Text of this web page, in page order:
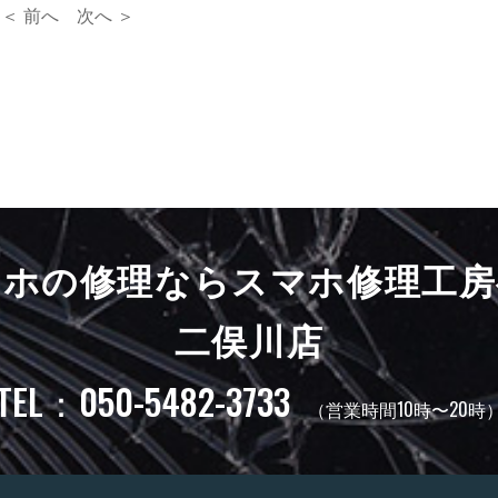
＜ 前へ 次へ ＞
の修理ならスマホ修理工
二俣川店
：050-5482-3733 （営業時間10時〜20時